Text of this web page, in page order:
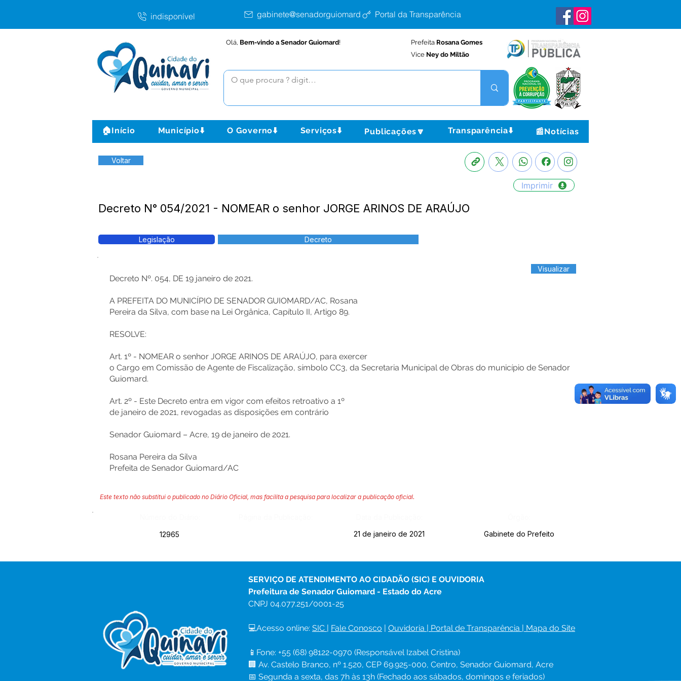
indisponível gabinete@senadorguiomard.ac.gov.brPortal da Transparência
Olá, Bem-vindo a Senador Guiomard! Prefeita Rosana Gomes
Vice Ney do Miltão
🏠Início Município⬇️ O Governo⬇️ Serviços⬇️ Publicações🔽 Transparência⬇️ 📰Notícias
Voltar
Imprimir
Decreto N° 054/2021 - NOMEAR o senhor JORGE ARINOS DE ARAÚJO
Legislação Decreto
Visualizar
Decreto Nº. 054, DE 19 janeiro de 2021.
A PREFEITA DO MUNICÍPIO DE SENADOR GUIOMARD/AC, Rosana
Pereira da Silva, com base na Lei Orgânica, Capítulo II, Artigo 89.
RESOLVE:
Art. 1º - NOMEAR o senhor JORGE ARINOS DE ARAÚJO, para exercer
o Cargo em Comissão de Agente de Fiscalização, símbolo CC3, da Secretaria Municipal de Obras do município de Senador
Guiomard.
Art. 2º - Este Decreto entra em vigor com efeitos retroativo a 1º
de janeiro de 2021, revogadas as disposições em contrário
Senador Guiomard – Acre, 19 de janeiro de 2021.
Rosana Pereira da Silva
Prefeita de Senador Guiomard/AC
Este texto não substitui o publicado no Diário Oficial, mas facilita a pesquisa para localizar a publicação oficial.
12965
21 de janeiro de 2021 Gabinete do Prefeito
SERVIÇO DE ATENDIMENTO AO CIDADÃO (SIC) E OUVIDORIA
Prefeitura de Senador Guiomard - Estado do Acre
CNPJ 04.077.251/0001-25
💻Acesso online: SIC | Fale Conosco | Ouvidoria | Portal de Transparência | Mapa do Site
📱Fone: +55 (68) 98122-0970 (Responsável Izabel Cristina)
🏢 Av. Castelo Branco, nº 1.520, CEP 69.925-000, Centro, Senador Guiomard, Acre
📅 Segunda a sexta, das 7h às 13h (Fechado aos sábados, domingos e feriados)